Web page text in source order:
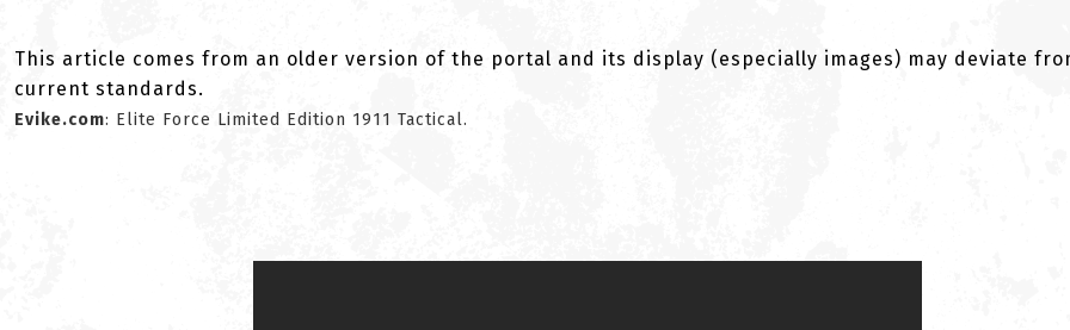
This article comes from an older version of the portal and its display (especially images) may deviate
current standards.
Evike.com: Elite Force Limited Edition 1911 Tactical.